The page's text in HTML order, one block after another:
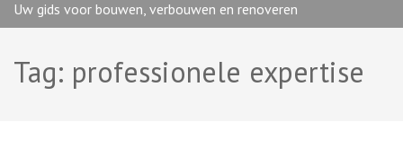
Uw gids voor bouwen, verbouwen en renoveren
Tag: professionele expertise